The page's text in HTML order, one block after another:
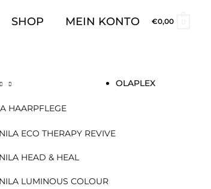
SHOP MEIN KONTO €0,00
HAARPFLEGE
ECO THERAPY REVIVE
HEAD & HEAL
LUMINOUS COLOUR
OLAPLEX